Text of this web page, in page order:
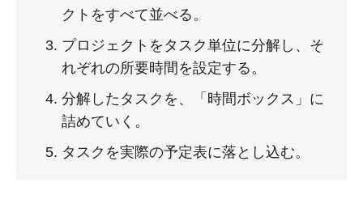
クトをすべて並べる。
プロジェクトをタスク単位に分解し、そ
れぞれの所要時間を設定する。
分解したタスクを、「時間ボックス」に
詰めていく。
タスクを実際の予定表に落とし込む。